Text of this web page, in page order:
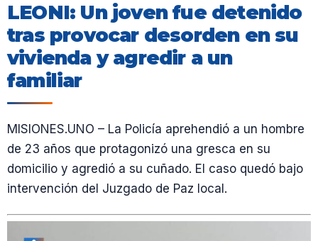
LEONI: Un joven fue detenido
tras provocar desorden en su
vivienda y agredir a un
familiar
MISIONES.UNO – La Policía aprehendió a un hombre
de 23 años que protagonizó una gresca en su
domicilio y agredió a su cuñado. El caso quedó bajo
intervención del Juzgado de Paz local.